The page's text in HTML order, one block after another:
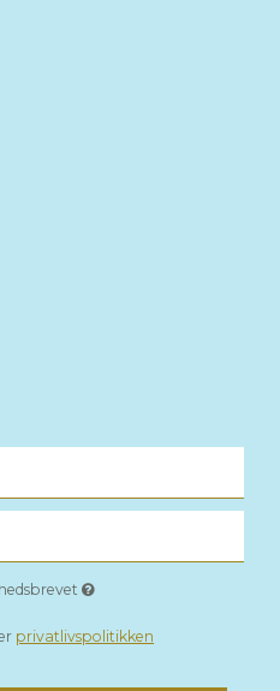
privatlivspolitikken